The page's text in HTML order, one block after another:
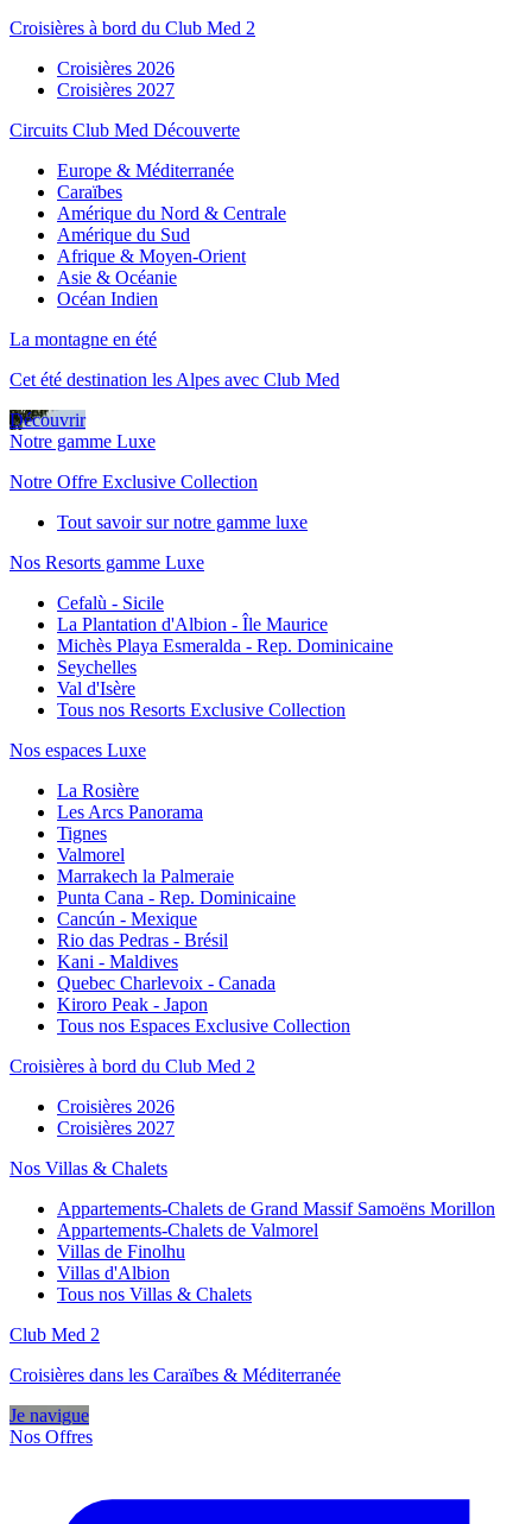
Croisières à bord du Club Med 2
Croisières 2026
Croisières 2027
Circuits Club Med Découverte
Europe & Méditerranée
Caraïbes
Amérique du Nord & Centrale
Amérique du Sud
Afrique & Moyen-Orient
Asie & Océanie
Océan Indien
La montagne en été
Cet été destination les Alpes avec Club Med
Découvrir
Notre gamme Luxe
Notre Offre Exclusive Collection
Tout savoir sur notre gamme luxe
Nos Resorts gamme Luxe
Cefalù - Sicile
La Plantation d'Albion - Île Maurice
Michès Playa Esmeralda - Rep. Dominicaine
Seychelles
Val d'Isère
Tous nos Resorts Exclusive Collection
Nos espaces Luxe
La Rosière
Les Arcs Panorama
Tignes
Valmorel
Marrakech la Palmeraie
Punta Cana - Rep. Dominicaine
Cancún - Mexique
Rio das Pedras - Brésil
Kani - Maldives
Quebec Charlevoix - Canada
Kiroro Peak - Japon
Tous nos Espaces Exclusive Collection
Croisières à bord du Club Med 2
Croisières 2026
Croisières 2027
Nos Villas & Chalets
Appartements-Chalets de Grand Massif Samoëns Morillon
Appartements-Chalets de Valmorel
Villas de Finolhu
Villas d'Albion
Tous nos Villas & Chalets
Club Med 2
Croisières dans les Caraïbes & Méditerranée
Je navigue
Nos Offres